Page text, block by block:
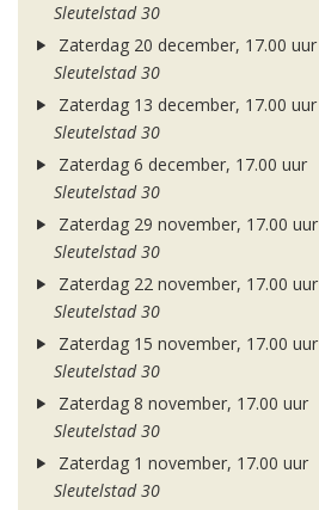
Sleutelstad 30
Zaterdag 20 december, 17.00 uur
Sleutelstad 30
Zaterdag 13 december, 17.00 uur
Sleutelstad 30
Zaterdag 6 december, 17.00 uur
Sleutelstad 30
Zaterdag 29 november, 17.00 uur
Sleutelstad 30
Zaterdag 22 november, 17.00 uur
Sleutelstad 30
Zaterdag 15 november, 17.00 uur
Sleutelstad 30
Zaterdag 8 november, 17.00 uur
Sleutelstad 30
Zaterdag 1 november, 17.00 uur
Sleutelstad 30